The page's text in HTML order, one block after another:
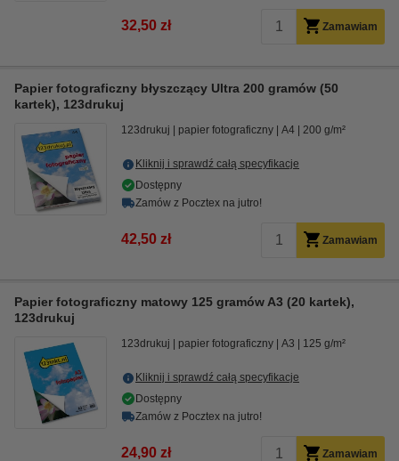
32,50 zł Zamawiam
Papier fotograficzny błyszczący Ultra 200 gramów (50
kartek), 123drukuj
123drukuj papier fotograficzny A4 200 g/m²
Kliknij i sprawdź całą specyfikacje
Dostępny
Zamów z Pocztex na jutro!
42,50 zł Zamawiam
Papier fotograficzny matowy 125 gramów A3 (20 kartek),
123drukuj
123drukuj papier fotograficzny A3 125 g/m²
Kliknij i sprawdź całą specyfikacje
Dostępny
Zamów z Pocztex na jutro!
24,90 zł Zamawiam